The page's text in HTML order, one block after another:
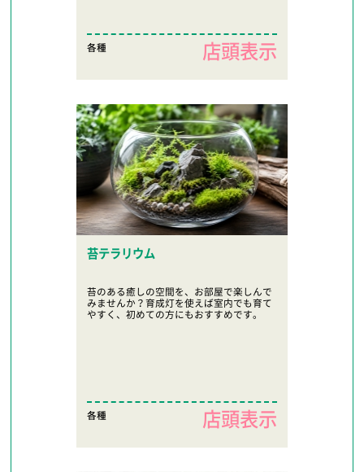
各種 店頭表示
苔テラリウム
苔のある癒しの空間を、お部屋で楽しんで
みませんか？育成灯を使えば室内でも育て
やすく、初めての方にもおすすめです。
各種 店頭表示